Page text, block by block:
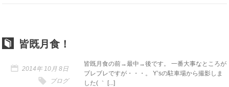
皆既月食！
2014年 10月 8日
ブログ
皆既月食の前→最中→後です。 一番大事なところが
ブレブレですが・・・。 Y’sの駐車場から撮影しま
した( ｀ [...]